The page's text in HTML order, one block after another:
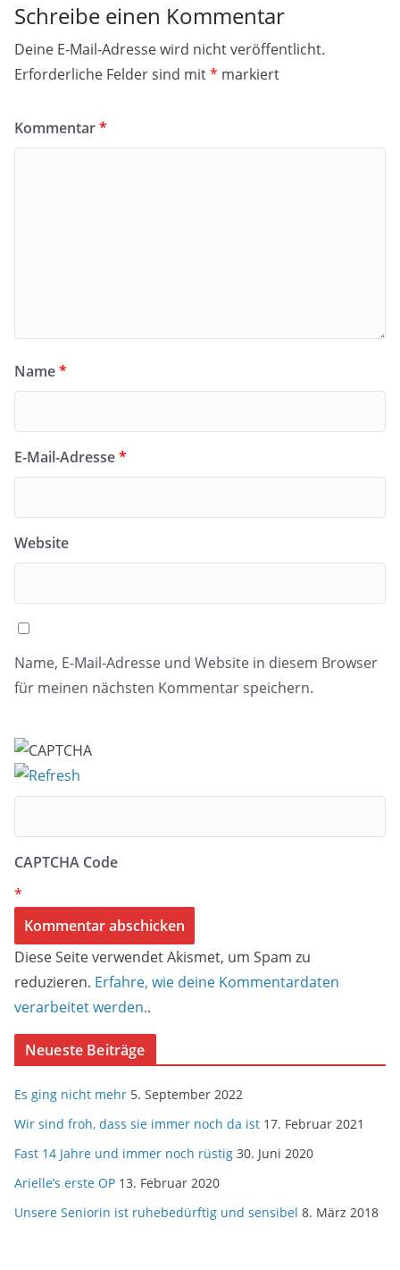
Schreibe einen Kommentar
Deine E-Mail-Adresse wird nicht veröffentlicht.
Erforderliche Felder sind mit* markiert
Kommentar*
Name*
E-Mail-Adresse*
Website
Name, E-Mail-Adresse und Website in diesem Browser
für meinen nächsten Kommentar speichern.
CAPTCHA Code
*
Diese Seite verwendet Akismet, um Spam zu
reduzieren. Erfahre, wie deine Kommentardaten
verarbeitet werden..
Neueste Beiträge
Es ging nicht mehr 5. September 2022
Wir sind froh, dass sie immer noch da ist 17. Februar 2021
Fast 14 Jahre und immer noch rüstig 30. Juni 2020
Arielle’s erste OP 13. Februar 2020
Unsere Seniorin ist ruhebedürftig und sensibel 8. März 2018